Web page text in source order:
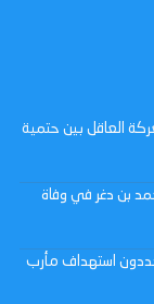
العاقل بين حتمية
بن دغر في وفاة
استهداف مأرب